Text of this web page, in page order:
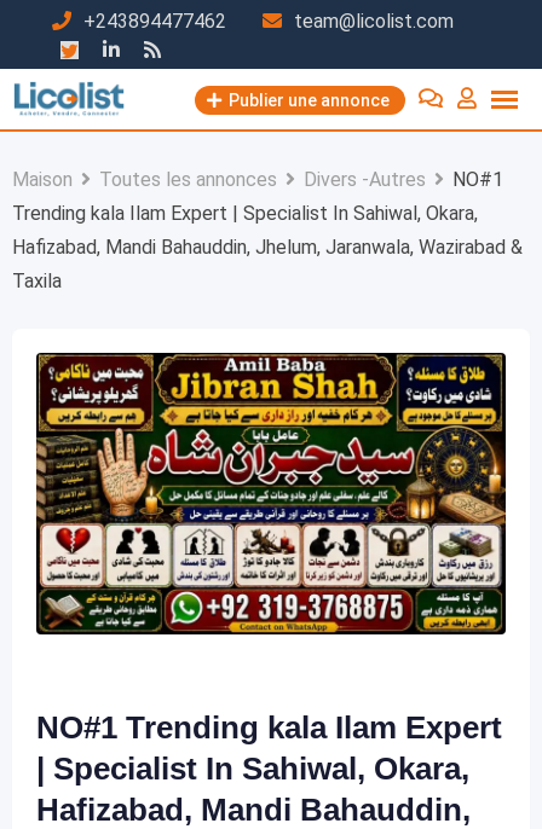
contenu
+243894477462 team@licolist.com
Publier une annonce
Maison Toutes les annonces Divers -Autres
NO#1
Trending kala Ilam Expert | Specialist In Sahiwal, Okara,
Hafizabad, Mandi Bahauddin, Jhelum, Jaranwala, Wazirabad &
Taxila
NO#1 Trending kala Ilam Expert
| Specialist In Sahiwal, Okara,
Hafizabad, Mandi Bahauddin,